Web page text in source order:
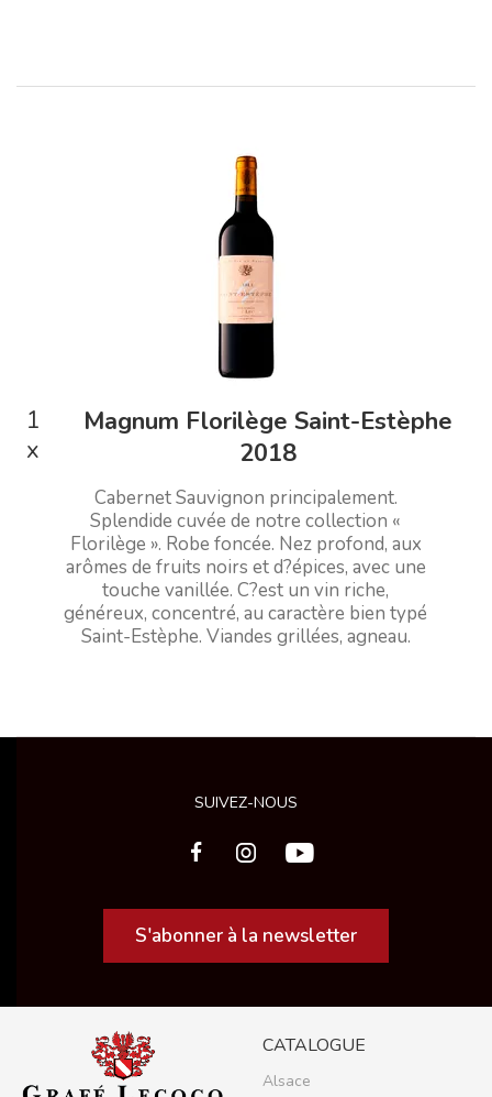
1
x
Magnum Florilège Saint-Estèphe
2018
Cabernet Sauvignon principalement.
Splendide cuvée de notre collection «
Florilège ». Robe foncée. Nez profond, aux
arômes de fruits noirs et d?épices, avec une
touche vanillée. C?est un vin riche,
généreux, concentré, au caractère bien typé
Saint-Estèphe. Viandes grillées, agneau.
SUIVEZ-NOUS
S'abonner à la newsletter
CATALOGUE
Alsace